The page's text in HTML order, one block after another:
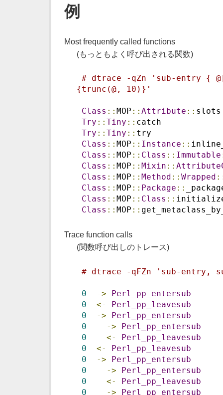
例
Most frequently called functions
(もっともよく呼び出される関数)
# dtrace -qZn 'sub-entry {
{trunc(@, 10)}'
Class :: MOP ::Attribute ::
Try ::Tiny ::
Try ::Tiny ::
Class :: MOP :: Instance ::
Class :: MOP :: Class :: Immutable
Class :: MOP :: Mixin ::
Class :: MOP :: Method ::Wrapped
Class :: MOP :: Package ::
Class :: MOP :: Class ::
Class :: MOP ::
Trace function calls
(関数呼び出しのトレース)
# dtrace -qFZn 'sub-entry,
0 ->
Perl_pp_entersub
0
<-
Perl_pp_leavesub
0
->
Perl_pp_entersub
0
->
Perl_pp_entersub
0
<-
Perl_pp_leavesub
0
<-
Perl_pp_leavesub
0
->
Perl_pp_entersub
0
-> Perl_pp_entersub
0
<- Perl_pp_leavesub
0
-> Perl_pp_entersub